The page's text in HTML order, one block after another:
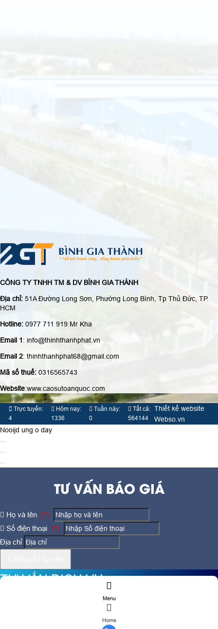
CÔNG TY TNHH TM & DV BÌNH GIA THÀNH
Địa chỉ: 51A Đường Long Sơn, Phường Long Bình, Tp Thủ Đức, TP.
HCM
Hotline: 0977 711 919 Mr Kha
Email 1: info@thinhthanhphat.vn
Email 2: thinhthanhphat68@gmail.com
Mã số thuế: 0316565743
Website:www.caosutoanquoc.com
Trực tuyến:
4
Hôm nay:
1336
Tuần này:
0
Tất cả:
564144
Thiết kế website
Webso.vn
Menu
Home
Nooijd ung o day
TƯ VẤN BÁO GIÁ
Họ và tên (*)
Số điện thoại (*)
Địa chỉ
TƯ VẤN DỊCH VỤ